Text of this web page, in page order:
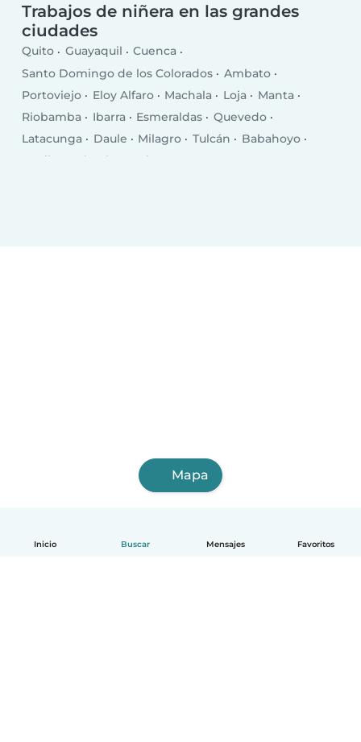
Inicio Buscar Mensajes Favoritos
Trabajos de niñera en las grandes
ciudades
Quito Guayaquil
Cuenca
Santo Domingo de los Colorados
Ambato
Portoviejo
Eloy Alfaro Machala Loja
Manta
Riobamba
Ibarra Esmeraldas
Quevedo
Latacunga
Daule Milagro Tulcán
Babahoyo
La Libertad
El Empalme
Mapa